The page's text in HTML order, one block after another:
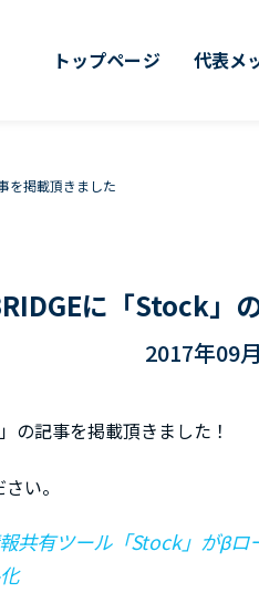
トップページ 代表メ
を掲載頂きました
に「Stock」
2017年09
の記事を掲載頂きました！
い。
共有ツール「Stock」がβ